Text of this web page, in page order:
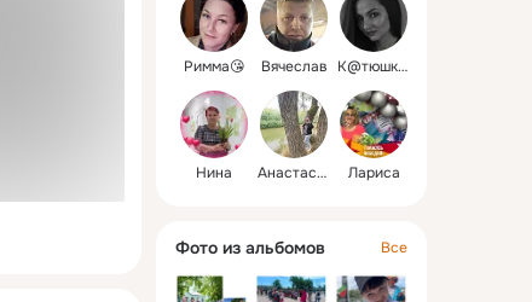
Римма😘 Вячеслав К@тюшк@
Нина Анастасия Лариса
Фото из альбомов Все